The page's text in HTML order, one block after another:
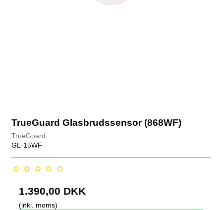
TrueGuard Glasbrudssensor (868WF)
TrueGuard
GL-15WF
1.390,00 DKK
(inkl. moms)